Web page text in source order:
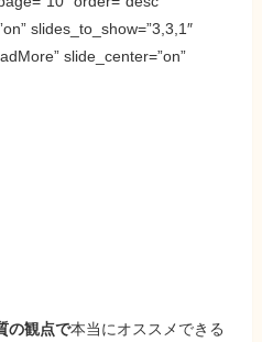
slides_to_show=”3,3,1″
slide_center=”on”
の観点で本当にオススメできる